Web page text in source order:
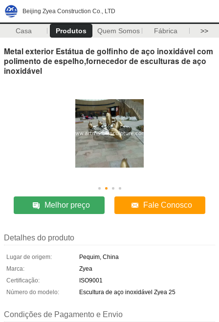
Beijing Zyea Construction Co., LTD
Casa Produtos Quem Somos Fábrica >>
Metal exterior Estátua de golfinho de aço inoxidável com
polimento de espelho,fornecedor de esculturas de aço
inoxidável
Melhor preço Fale Conosco
Detalhes do produto
Lugar de origem:
Pequim, China
Marca:
Zyea
Certificação:
ISO9001
Número do modelo:
Escultura de aço inoxidável Zyea 25
Condições de Pagamento e Envio